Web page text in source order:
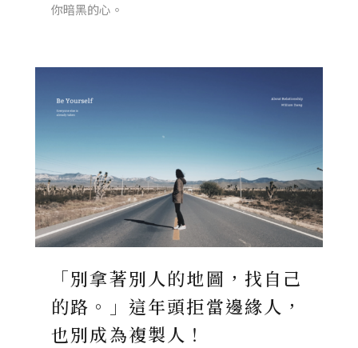
你暗黑的心。
「別拿著別人的地圖，找自己
的路。」這年頭拒當邊緣人，
也別成為複製人！